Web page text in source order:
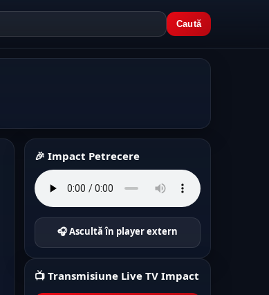
Caută
🎉 Impact Petrecere
🎧 Ascultă în player extern
📺 Transmisiune Live TV Impact